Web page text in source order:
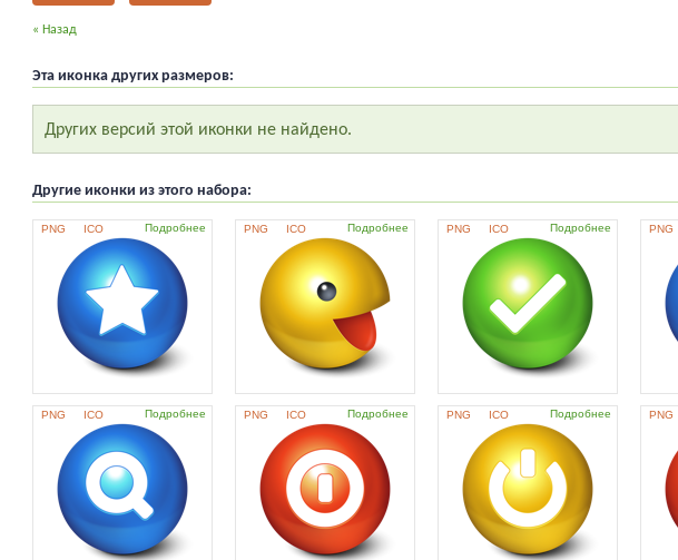
« Назад
Эта иконка других размеров:
Других версий этой иконки не найдено.
Другие иконки из этого набора:
PNG ICO Подробнее PNG ICO Подробнее PNG ICO Подробнее PNG
PNG ICO Подробнее PNG ICO Подробнее PNG ICO Подробнее PNG